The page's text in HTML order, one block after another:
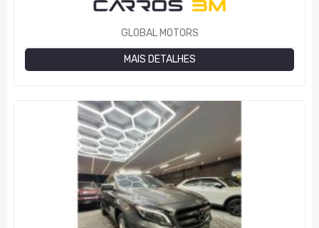
GLOBAL MOTORS
MAIS DETALHES